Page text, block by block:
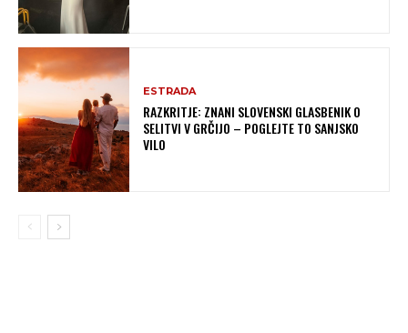
ESTRADA
RAZKRITJE: ZNANI SLOVENSKI GLASBENIK O
SELITVI V GRČIJO – POGLEJTE TO SANJSKO
VILO